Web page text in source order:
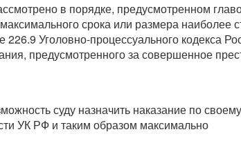
в порядке, предусмотренном
срока или размера наиболее
Уголовно-процессуального кодекса
предусмотренного за совершенное
суду назначить наказание по
УК РФ и таким образом максимально